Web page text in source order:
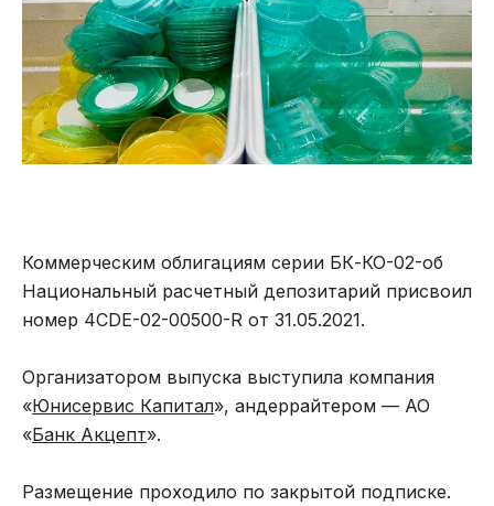
Коммерческим облигациям серии БК-КО-02-об
Национальный расчетный депозитарий присвоил
номер 4CDE-02-00500-R от 31.05.2021.
Организатором выпуска выступила компания
«Юнисервис Капитал», андеррайтером — АО
«Банк Акцепт».
Размещение проходило по закрытой подписке.